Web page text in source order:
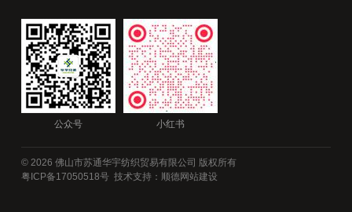
公众号 小红书
© 2026 佛山市苏通华宇纺织贸易有限公司 版权所有
粤ICP备17050518号 技术支持：顺德网站建设